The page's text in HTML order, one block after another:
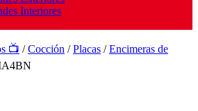
Interiores
📺 /Cocción /Placas /Encimeras de